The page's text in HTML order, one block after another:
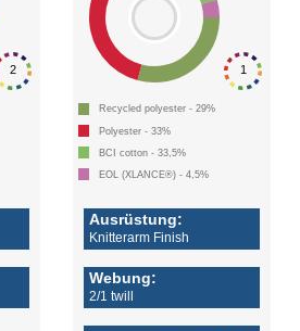
2 1
Recycled polyester - 29%
Polyester - 33%
BCI cotton - 33,5%
EOL (XLANCE®) - 4,5%
Ausrüstung:
Knitterarm Finish
Webung:
2/1 twill